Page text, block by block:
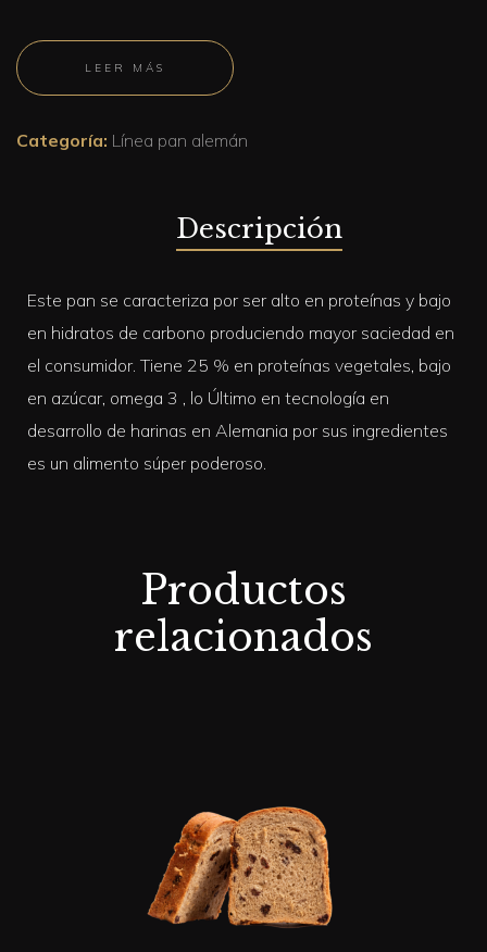
LEER MÁS
Categoría: Línea pan alemán
Descripción
Este pan se caracteriza por ser alto en proteínas y bajo
en hidratos de carbono produciendo mayor saciedad en
el consumidor. Tiene 25 % en proteínas vegetales, bajo
en azúcar, omega 3 , lo Último en tecnología en
desarrollo de harinas en Alemania por sus ingredientes
es un alimento súper poderoso.
Productos
relacionados